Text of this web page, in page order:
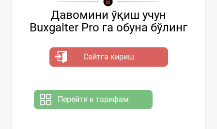
Давомини ўқиш учун
Buxgalter Pro га обуна бўлинг
Сайтга кириш
Перейти к тарифам